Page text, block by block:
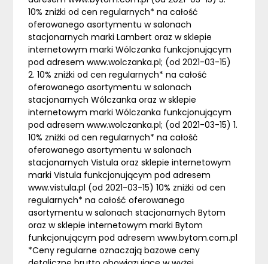
10% zniżki od cen regularnych* na całość
oferowanego asortymentu w salonach
stacjonarnych marki Lambert oraz w sklepie
internetowym marki Wólczanka funkcjonującym
pod adresem www.wolczanka.pl; (od 2021-03-15)
2. 10% zniżki od cen regularnych* na całość
oferowanego asortymentu w salonach
stacjonarnych Wólczanka oraz w sklepie
internetowym marki Wólczanka funkcjonującym
pod adresem www.wolczanka.pl; (od 2021-03-15) 1.
10% zniżki od cen regularnych* na całość
oferowanego asortymentu w salonach
stacjonarnych Vistula oraz sklepie internetowym
marki Vistula funkcjonującym pod adresem
www.vistula.pl (od 2021-03-15) 10% zniżki od cen
regularnych* na całość oferowanego
asortymentu w salonach stacjonarnych Bytom
oraz w sklepie internetowym marki Bytom
funkcjonującym pod adresem www.bytom.com.pl
*Ceny regularne oznaczają bazowe ceny